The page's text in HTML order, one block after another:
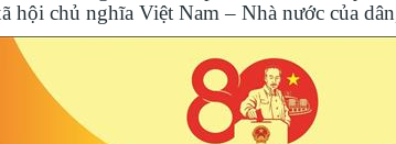
hội chủ nghĩa Việt Nam – Nhà nước của